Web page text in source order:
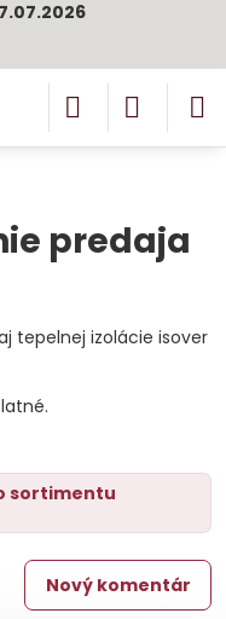
predaja
tepelnej izolácie isover
sortimentu
Nový komentár